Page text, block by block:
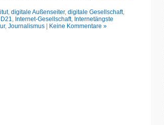
, digitale Außenseiter, digitale Gesellschaft,
, Internet-Gesellschaft, Internetängste
, Journalismus Keine Kommentare »